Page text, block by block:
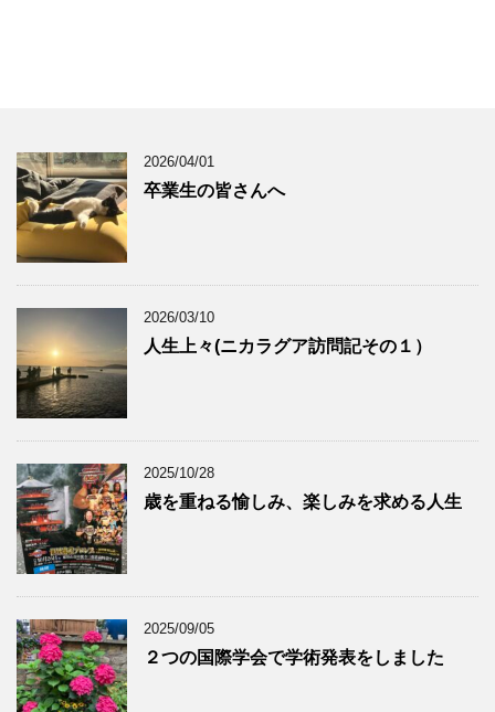
2026/04/01
卒業生の皆さんへ
2026/03/10
人生上々(ニカラグア訪問記その１）
2025/10/28
歳を重ねる愉しみ、楽しみを求める人生
2025/09/05
２つの国際学会で学術発表をしました